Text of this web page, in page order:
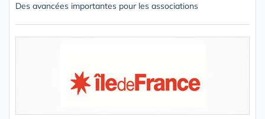
Des avancées importantes pour les associations